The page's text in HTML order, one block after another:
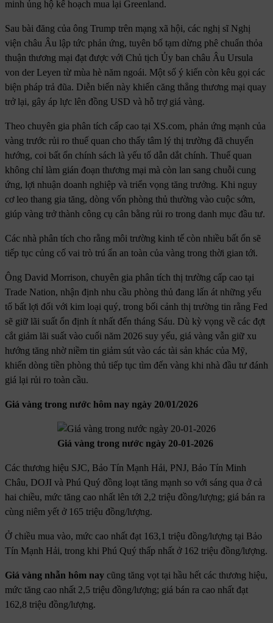
minh ủng hộ kế hoạch mua lại Greenland.
Sau bài đăng của ông Trump trên mạng xã hội, các nghị sĩ Nghị
viện châu Âu lập tức phản ứng, tuyên bố tạm dừng phê chuẩn thỏa
thuận thương mại đạt được với Chủ tịch Ủy ban châu Âu Ursula
von der Leyen từ mùa hè năm ngoái. Một số ý kiến còn kêu gọi các
biện pháp trả đũa. Diễn biến này khiến căng thẳng thương mại quay
trở lại, gây áp lực lên đồng USD và hỗ trợ giá vàng.
Theo chuyên gia phân tích cấp cao tại XS.com, phản ứng mạnh của
vàng trước rủi ro thuế quan cho thấy tâm lý thị trường đã chuyển
hướng, coi bất ổn chính sách là yếu tố dẫn dắt chính. Thuế quan
không chỉ làm gián đoạn thương mại mà còn lan sang chuỗi cung
ứng, lợi nhuận doanh nghiệp và triển vọng tăng trưởng. Khi nguy
cơ leo thang gia tăng, dòng vốn phòng thủ thường vào cuộc sớm,
giúp vàng trở thành công cụ cân bằng rủi ro trong danh mục đầu tư.
Các nhà phân tích cho rằng môi trường kinh tế còn nhiều bất ổn sẽ
tiếp tục củng cố vai trò trú ẩn an toàn của vàng trong thời gian tới.
Ông David Morrison, chuyên gia phân tích thị trường cấp cao tại
Trade Nation, nhận định nhu cầu phòng thủ đang lấn át những yếu
tố bất lợi đối với kim loại quý, trong bối cảnh thị trường tin rằng Fed
sẽ giữ lãi suất ổn định ít nhất đến tháng Sáu. Dù kỳ vọng về các đợt
cắt giảm lãi suất vào cuối năm 2026 suy yếu, giá vàng vẫn giữ xu
hướng tăng nhờ niềm tin giảm sút vào các tài sản khác của Mỹ,
khiến dòng tiền phòng thủ tiếp tục tìm đến vàng khi nhà đầu tư đánh
giá lại rủi ro toàn cầu.
Giá vàng trong nước hôm nay ngày 20/01/2026
Giá vàng trong nước ngày 20-01-2026
Các thương hiệu SJC, Bảo Tín Mạnh Hải, PNJ, Bảo Tín Minh
Châu, DOJI và Phú Quý đồng loạt tăng mạnh so với sáng qua ở cả
hai chiều, mức tăng cao nhất lên tới 2,2 triệu đồng/lượng; giá bán ra
cùng niêm yết ở 165 triệu đồng/lượng.
Ở chiều mua vào, mức cao nhất đạt 163,1 triệu đồng/lượng tại Bảo
Tín Mạnh Hải, trong khi Phú Quý thấp nhất ở 162 triệu đồng/lượng.
Giá vàng nhẫn hôm nay cũng tăng vọt tại hầu hết các thương hiệu,
mức tăng cao nhất 2,5 triệu đồng/lượng; giá bán ra cao nhất đạt
162,8 triệu đồng/lượng.